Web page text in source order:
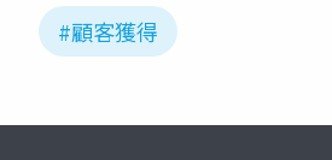
#顧客獲得